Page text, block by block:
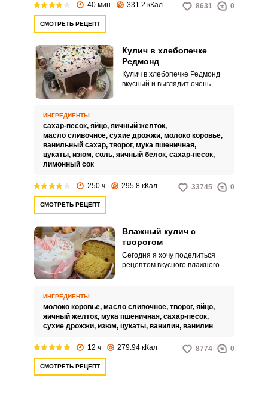
40 мин 331.2 кКал 8631 0
СМОТРЕТЬ РЕЦЕПТ
Кулич в хлебопечке
Редмонд
Кулич в хлебопечке Редмонд
вкусный и выглядит очень
Хозяйкам, у которых имеется в
наличие такой прибор, как
хлебопечка, рекомендую рецепт
нежной сдобной выпечки на
светлый праздник.
ИНГРЕДИЕНТЫ
сахар-песок, яйцо, яичный желток,
масло сливочное, сухие дрожжи, молоко коровье,
ванильный сахар, творог, мука пшеничная,
цукаты, изюм, соль, яичный белок, сахар-песок,
лимонный сок
250 ч 295.8 кКал 33745 0
СМОТРЕТЬ РЕЦЕПТ
Влажный кулич с
творогом
Сегодня я хочу поделиться
рецептом вкусного влажного
ИНГРЕДИЕНТЫ
молоко коровье, масло сливочное, творог, яйцо,
яичный желток, мука пшеничная, сахар-песок,
сухие дрожжи, изюм, цукаты, ванилин, ванилин
12 ч 279.94 кКал 8774 0
СМОТРЕТЬ РЕЦЕПТ
Запомнить меня
ВХОД
Забыли пароль?